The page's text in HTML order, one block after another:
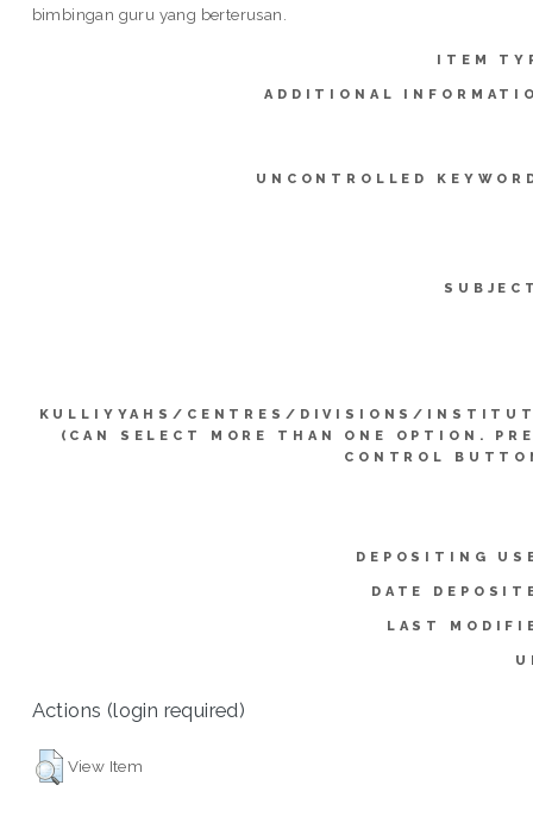
bimbingan guru yang berterusan.
ITEM
ADDITIONAL
UNCONTROLLED
KULLIYYAHS/CENTRES/DIVISIONS/
(CAN SELECT MORE THAN ONE OPTION.
CONTROL
DEPOSITING
DATE
LAST
Actions (login required)
View Item